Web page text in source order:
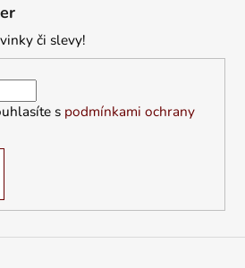
či slevy!
s podmínkami ochrany